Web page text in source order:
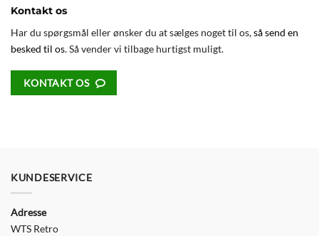
Kontakt os
Har du spørgsmål eller ønsker du at sælges noget til os,så send en
besked til os. Så vender vi tilbage hurtigst muligt.
KONTAKT OS
KUNDESERVICE
Adresse
WTS Retro